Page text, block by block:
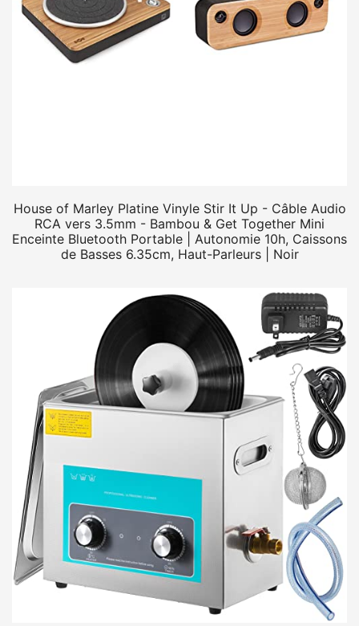
House of Marley Platine Vinyle Stir It Up - Câble Audio
RCA vers 3.5mm - Bambou & Get Together Mini
Enceinte Bluetooth Portable | Autonomie 10h, Caissons
de Basses 6.35cm, Haut-Parleurs | Noir